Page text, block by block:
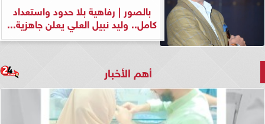
بالصور | رفاهية بلا حدود واستعداد
كامل.. وليد نبيل العلي يعلن جاهزية...
أهم الأخبار